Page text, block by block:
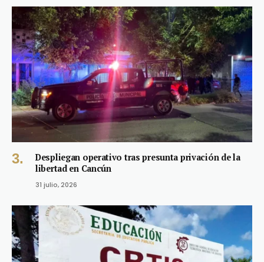
Despliegan operativo tras presunta privación de la
libertad en Cancún
31 julio, 2026